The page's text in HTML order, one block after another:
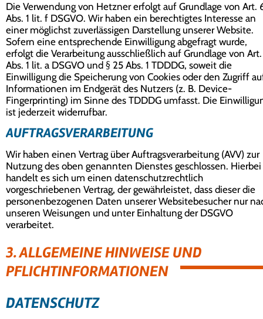
Die Verwendung von Hetzner erfolgt auf Grundlage von Art.
Abs. 1 lit. f DSGVO. Wir haben ein berechtigtes Interesse an
einer möglichst zuverlässigen Darstellung unserer Website.
Sofern eine entsprechende Einwilligung abgefragt wurde,
erfolgt die Verarbeitung ausschließlich auf Grundlage von
Abs. 1 lit. a DSGVO und § 25 Abs. 1 TDDDG, soweit die
Einwilligung die Speicherung von Cookies oder den Zugriff
Informationen im Endgerät des Nutzers (z. B. Device-
Fingerprinting) im Sinne des TDDDG umfasst. Die
ist jederzeit widerrufbar.
AUFTRAGSVERARBEITUNG
Wir haben einen Vertrag über Auftragsverarbeitung (AVV) zur
Nutzung des oben genannten Dienstes geschlossen. Hierbei
handelt es sich um einen datenschutzrechtlich
vorgeschriebenen Vertrag, der gewährleistet, dass dieser die
personenbezogenen Daten unserer Websitebesucher nur
unseren Weisungen und unter Einhaltung der DSGVO
verarbeitet.
3. ALLGEMEINE HINWEISE UND
PFLICHT­INFORMATIONEN
DATENSCHUTZ